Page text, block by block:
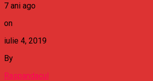
7 ani ago
on
iulie 4, 2019
By
Raspandacul